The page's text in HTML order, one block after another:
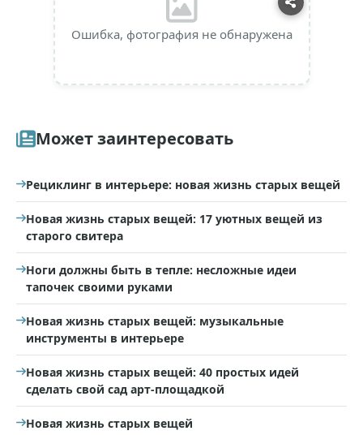
Ошибка, фотография не обнаружена
Может заинтересовать
Рециклинг в интерьере: новая жизнь старых вещей
Новая жизнь старых вещей: 17 уютных вещей из
старого свитера
Ноги должны быть в тепле: несложные идеи
тапочек своими руками
Новая жизнь старых вещей: музыкальные
инструменты в интерьере
Новая жизнь старых вещей: 40 простых идей
сделать свой сад арт-площадкой
Новая жизнь старых вещей